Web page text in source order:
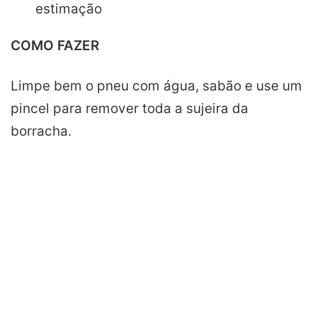
estimação
COMO FAZER
Limpe bem o pneu com água, sabão e use um
pincel para remover toda a sujeira da
borracha.